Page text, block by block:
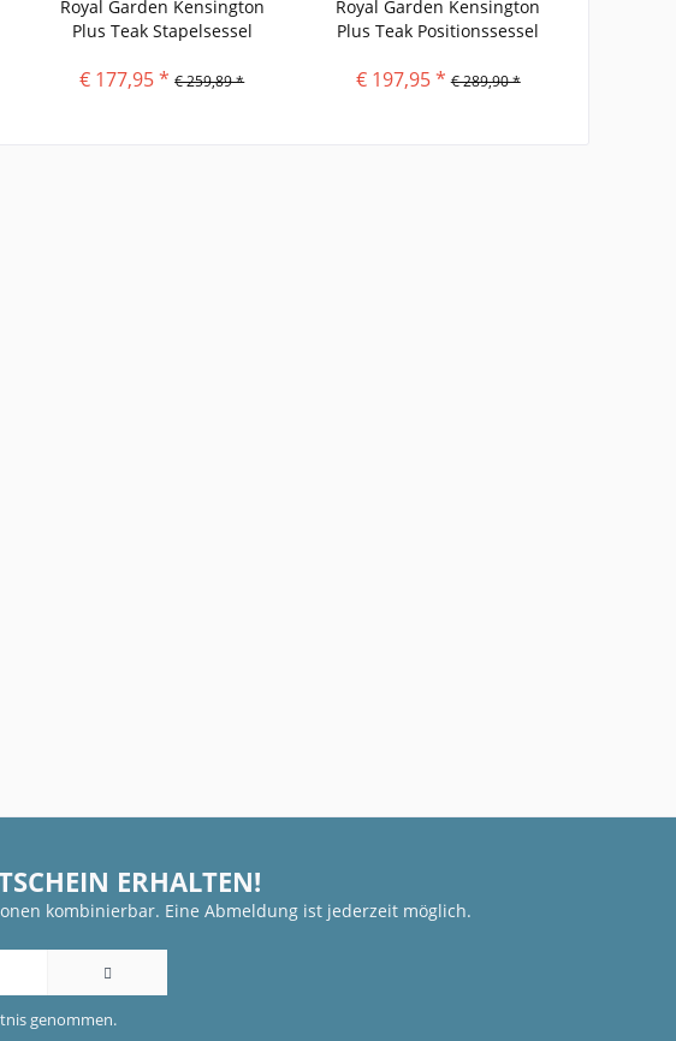
Royal Garden Kensington
Plus Teak Stapelsessel
€ 177,95 * € 259,89 *
Royal Garden Kensington
Plus Teak Positionssessel
€ 197,95 * € 289,90 *
ERHALTEN!
kombinierbar. Eine Abmeldung ist jederzeit möglich.
genommen.